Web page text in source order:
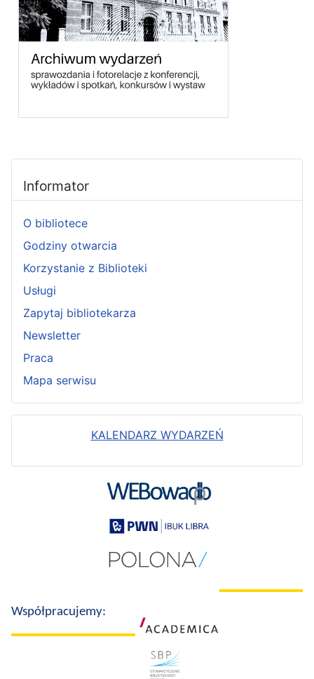
Informator
O bibliotece
Godziny otwarcia
Korzystanie z Biblioteki
Usługi
Zapytaj bibliotekarza
Newsletter
Praca
Mapa serwisu
KALENDARZ WYDARZEŃ
Współpracujemy: